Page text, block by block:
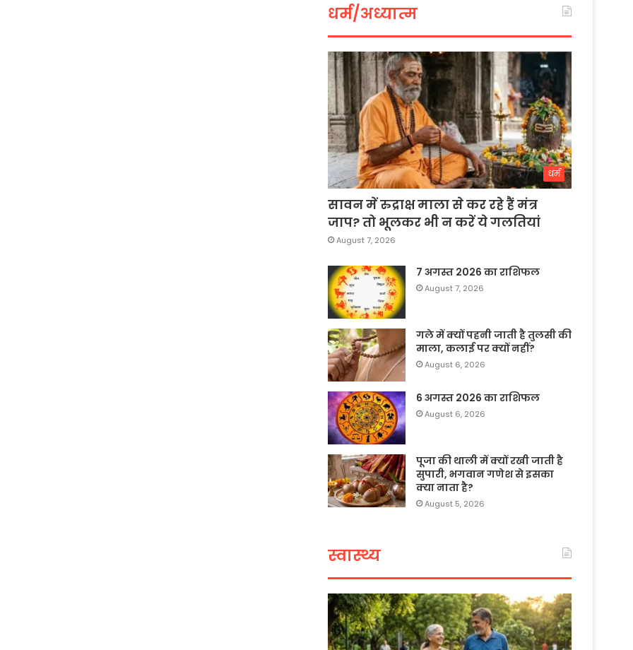
धर्म/अध्यात्म
धर्म
सावन में रुद्राक्ष माला से कर रहे हैं मंत्र
जाप? तो भूलकर भी न करें ये गलतियां
August 7, 2026
7 अगस्त 2026 का राशिफल
August 7, 2026
गले में क्यों पहनी जाती है तुलसी की
माला, कलाई पर क्यों नहीं?
August 6, 2026
6 अगस्त 2026 का राशिफल
August 6, 2026
पूजा की थाली में क्यों रखी जाती है
सुपारी, भगवान गणेश से इसका
क्या नाता है?
August 5, 2026
स्वास्थ्य